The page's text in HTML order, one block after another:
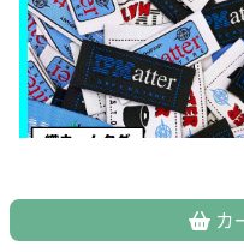
カ
織ネームタグ (品番NT06)